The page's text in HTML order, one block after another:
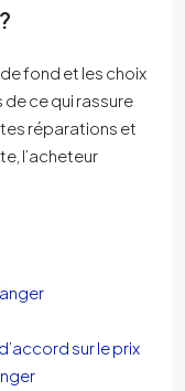
fond et les choix
ce qui rassure
réparations et
l’acheteur
sur le prix